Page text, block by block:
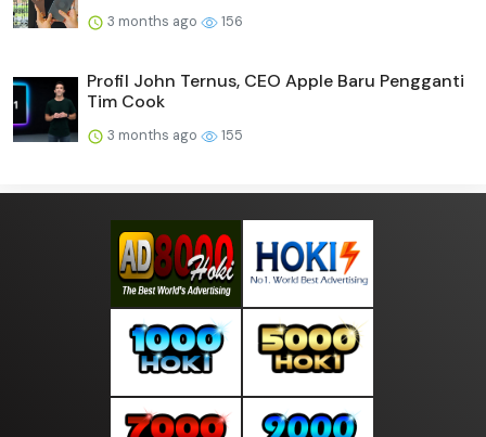
3 months ago 156
Profil John Ternus, CEO Apple Baru Pengganti
Tim Cook
3 months ago 155